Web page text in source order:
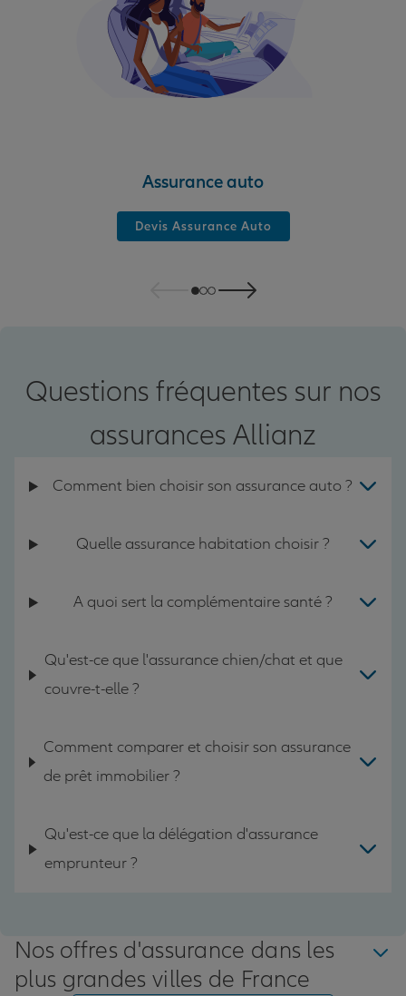
Assurance auto
Devis Assurance Auto
Questions fréquentes sur nos
assurances Allianz
Comment bien choisir son assurance auto ?
Quelle assurance habitation choisir ?
A quoi sert la complémentaire santé ?
Qu'est-ce que l'assurance chien/chat et que
couvre-t-elle ?
Comment comparer et choisir son assurance
de prêt immobilier ?
Qu'est-ce que la délégation d'assurance
emprunteur ?
Nos offres d'assurance dans les
plus grandes villes de France